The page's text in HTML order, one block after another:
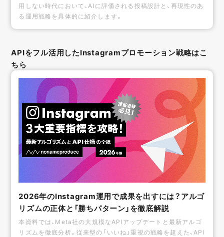
用しない時代において、AIに評価される投稿設計と、再現性のあ
る運用戦略を具体的に紹介します。
APIをフル活用したInstagramプロモーション戦略はこ
ちら
2026年のInstagram運用で成果を出すには？アルゴ
リズムの正体と「勝ちパターン」を徹底解説
本資料では、Meta社の大規模なAPIアップデートと最新アルゴ
リズムを徹底分析。従来型の「いいね」重視の戦略を超えた、API